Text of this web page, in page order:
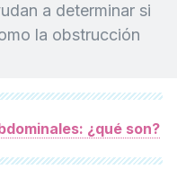
a determinar si
la obstrucción
¿qué son?